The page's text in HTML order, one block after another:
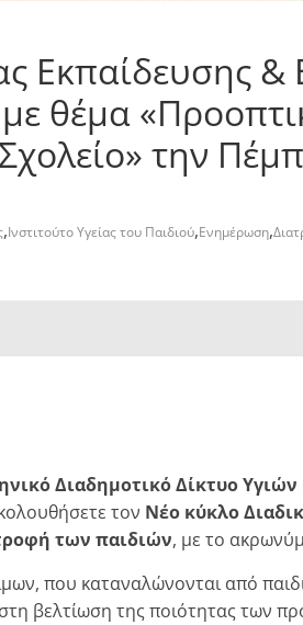
Εκπαίδευσης
θέμα
την
,Ινστιτούτο Υγείας του Παιδιού,Ενημέρωση,
Διαδημοτικό Δίκτυο Υγιών
τον Νέο κύκλο
των παιδιών, με το
που καταναλώνονται από
βελτίωση της ποιότητας των